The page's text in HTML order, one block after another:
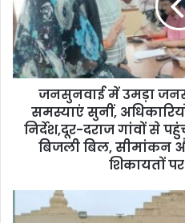
a
l
a
d
जनसुनवाई में उमड़ा
समस्याएं सुनीं,
निर्देश,दूर-दराज गांवों से
बिजली बिल, सीमांकन
शिकायतों